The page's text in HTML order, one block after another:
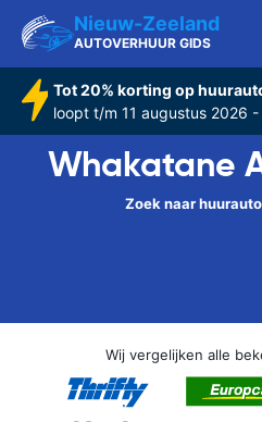
Nieuw-Zeeland
AUTOVERHUUR GIDS
Tot 20% korting op
loopt t/m 11 augustus 2026
Whakatane
Zoek naar
Wij vergelijken alle